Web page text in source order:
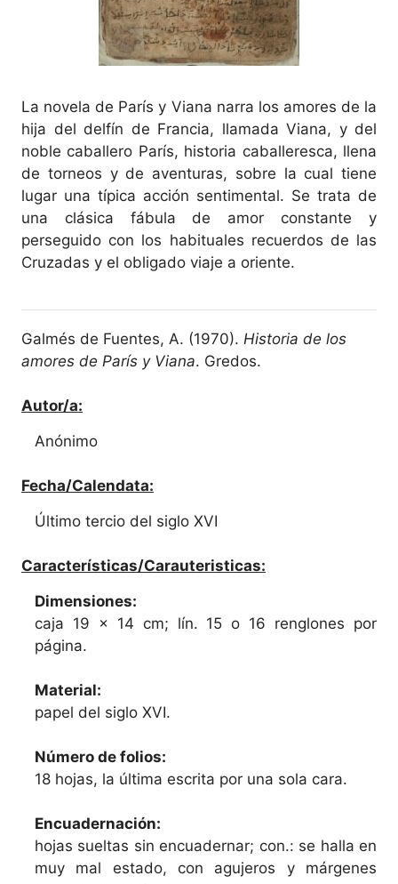
La novela de París y Viana narra los amores de la
hija del delfín de Francia, llamada Viana, y del
noble caballero París, historia caballeresca, llena
de torneos y de aventuras, sobre la cual tiene
lugar una típica acción sentimental. Se trata de
una clásica fábula de amor constante y
perseguido con los habituales recuerdos de las
Cruzadas y el obligado viaje a oriente.
Galmés de Fuentes, A. (1970). Historia de los
amores de París y Viana. Gredos.
Autor/a:
Anónimo
Fecha/Calendata:
Último tercio del siglo XVI
Características/Carauteristicas:
Dimensiones:
caja 19 x 14 cm; lín. 15 o 16 renglones por
página.
Material:
papel del siglo XVI.
Número de folios:
18 hojas, la última escrita por una sola cara.
Encuadernación:
hojas sueltas sin encuadernar; con.: se halla en
muy mal estado, con agujeros y márgenes